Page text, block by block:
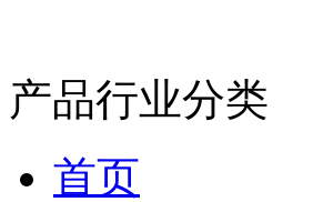
产品行业分类
首页